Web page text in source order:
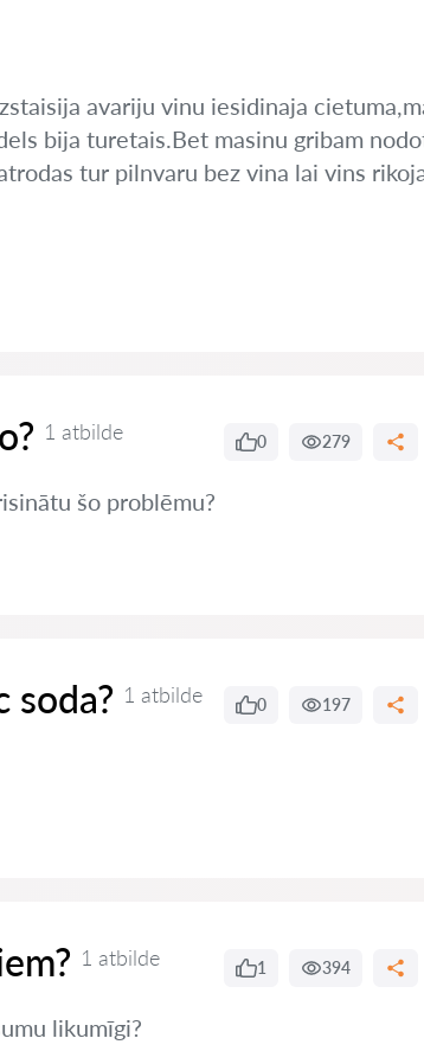
avariju vinu iesidinaja
bija turetais.Bet masinu gribam
tur pilnvaru bez vina lai vins
1 atbilde 0 279
šo problēmu?
soda? 1 atbilde 0 197
1 atbilde 1 394
likumīgi?